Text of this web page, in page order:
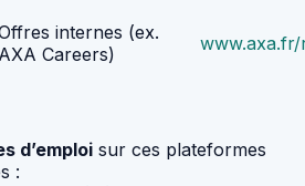
internes (ex.
AXA Careers)
d’emploi sur ces plateformes
: